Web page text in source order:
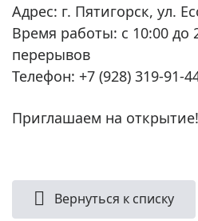
Адрес: г. Пятигорск, ул.
Время работы: с 10:00 до
перерывов
Телефон: +7 (928) 319-91-
Приглашаем на открытие!
Вернуться к списку